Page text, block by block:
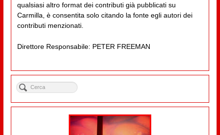
qualsiasi altro format dei contributi già pubblicati su
Carmilla, è consentita solo citando la fonte egli autori dei
contributi menzionati.
Direttore Responsabile: PETER FREEMAN